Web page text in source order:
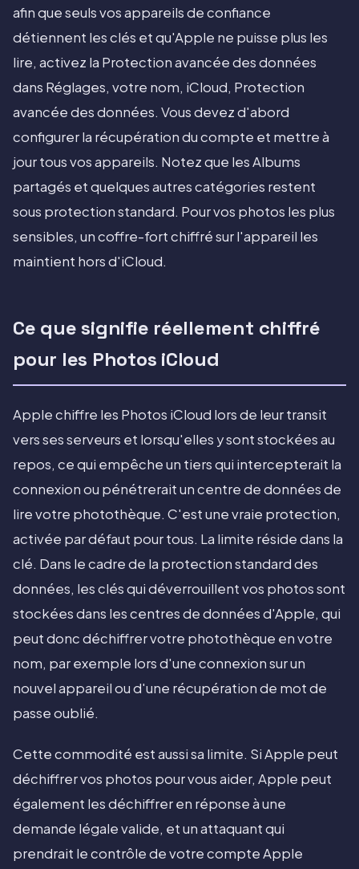
afin que seuls vos appareils de confiance
détiennent les clés et qu'Apple ne puisse plus les
lire, activez la Protection avancée des données
dans Réglages, votre nom, iCloud, Protection
avancée des données. Vous devez d'abord
configurer la récupération du compte et mettre à
jour tous vos appareils. Notez que les Albums
partagés et quelques autres catégories restent
sous protection standard. Pour vos photos les plus
sensibles, un coffre-fort chiffré sur l'appareil les
maintient hors d'iCloud.
Ce que signifie réellement chiffré
pour les Photos iCloud
Apple chiffre les Photos iCloud lors de leur transit
vers ses serveurs et lorsqu'elles y sont stockées au
repos, ce qui empêche un tiers qui intercepterait la
connexion ou pénétrerait un centre de données de
lire votre photothèque. C'est une vraie protection,
activée par défaut pour tous. La limite réside dans la
clé. Dans le cadre de la protection standard des
données, les clés qui déverrouillent vos photos sont
stockées dans les centres de données d'Apple, qui
peut donc déchiffrer votre photothèque en votre
nom, par exemple lors d'une connexion sur un
nouvel appareil ou d'une récupération de mot de
passe oublié.
Cette commodité est aussi sa limite. Si Apple peut
déchiffrer vos photos pour vous aider, Apple peut
également les déchiffrer en réponse à une
demande légale valide, et un attaquant qui
prendrait le contrôle de votre compte Apple